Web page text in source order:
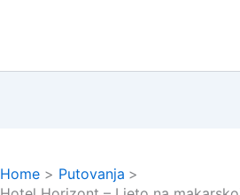
Home
Putovanja